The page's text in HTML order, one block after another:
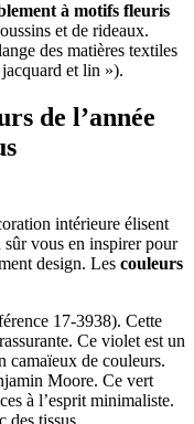
à motifs fleuris
et de rideaux.
des matières textiles
et lin »).
de l’année
intérieure élisent
sûr vous en inspirer pour
design. Les couleurs
17-3938). Cette
Ce violet est un
camaïeux de couleurs.
Moore. Ce vert
à l’esprit minimaliste.
des tissus